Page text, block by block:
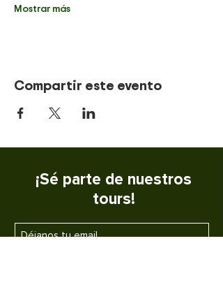
Mostrar más
Compartir este evento
¡Sé parte de nuestros
tours!